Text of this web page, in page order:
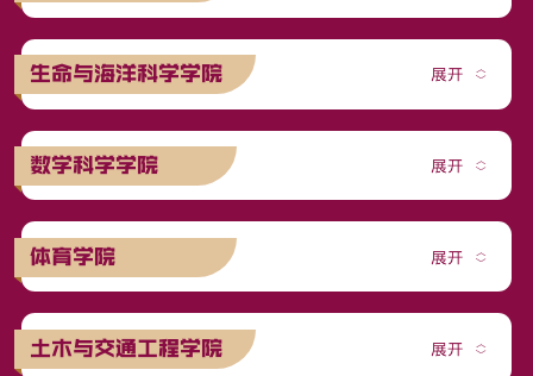
生命与海洋科学学院
数学科学学院
体育学院
土木与交通工程学院